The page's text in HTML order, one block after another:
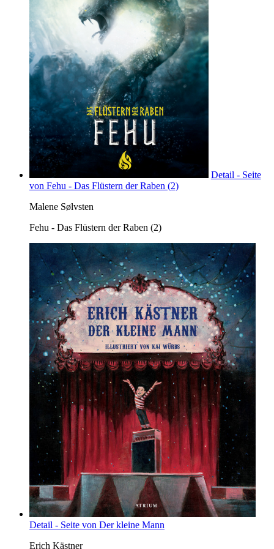
Detail - Seite
von Fehu - Das Flüstern der Raben (2)
Malene Sølvsten
Fehu - Das Flüstern der Raben (2)
Detail - Seite von Der kleine Mann
Erich Kästner